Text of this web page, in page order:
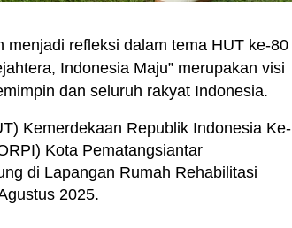
menjadi refleksi dalam tema HUT ke-80
Indonesia Maju” merupakan visi
dan seluruh rakyat Indonesia.
Kemerdekaan Republik Indonesia Ke-
Kota Pematangsiantar
di Lapangan Rumah Rehabilitasi
2025.